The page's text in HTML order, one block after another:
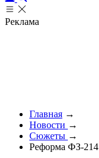
Реклама
Главная →
Новости →
Сюжеты →
Реформа ФЗ-214